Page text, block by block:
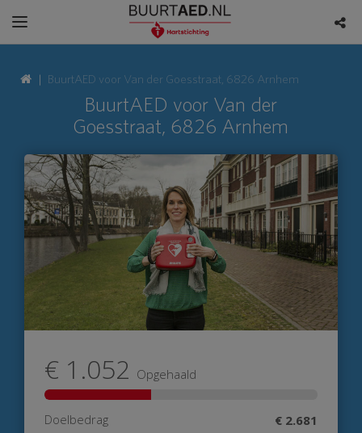
BuurtAED voor Van der Goesstraat, 6826 Arnhem
BuurtAED voor Van der
Goesstraat, 6826 Arnhem
€ 1.052 Opgehaald
Doelbedrag € 2.681